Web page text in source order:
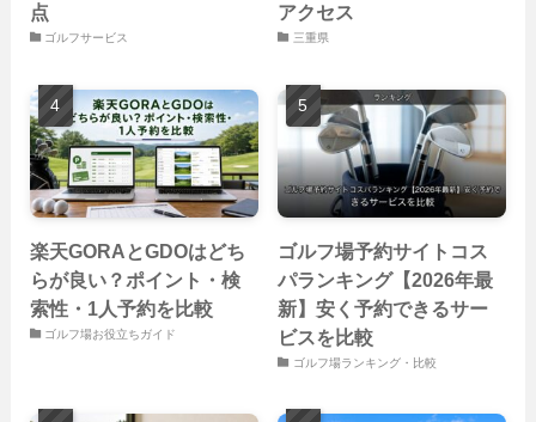
点
ゴルフサービス
アクセス
三重県
楽天GORAとGDOはどち
らが良い？ポイント・検
索性・1人予約を比較
ゴルフ場お役立ちガイド
ゴルフ場予約サイトコス
パランキング【2026年最
新】安く予約できるサー
ビスを比較
ゴルフ場ランキング・比較